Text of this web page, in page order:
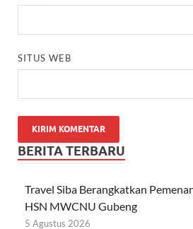
SITUS WEB
BERITA TERBARU
Travel Siba Berangkatkan
HSN MWCNU Gubeng
5 Agustus 2026